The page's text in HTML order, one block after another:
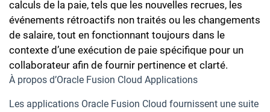
calculs de la paie, tels que les nouvelles recrues, les
événements rétroactifs non traités ou les changements
de salaire, tout en fonctionnant toujours dans le
contexte d’une exécution de paie spécifique pour un
collaborateur afin de fournir pertinence et clarté.
À propos d’Oracle Fusion Cloud Applications
Les applications Oracle Fusion Cloud fournissent une suite